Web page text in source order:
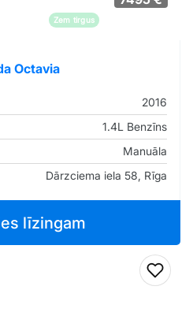
Zem tirgus
Octavia
2016
1.4L Benzīns
Manuāla
Dārzciema iela 58, Rīga
līzingam